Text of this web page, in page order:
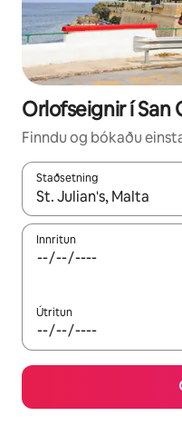
Orlofseignir í San
Finndu og bókaðu
Staðsetning
Þegar niðurstöður liggja
Innritun
Útritun